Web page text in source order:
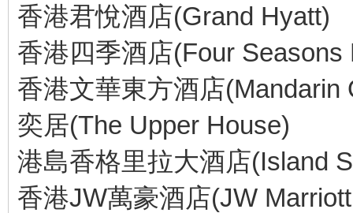
香港君悅酒店(Grand Hyatt)
香港四季酒店(Four Seasons
香港文華東方酒店(Mandarin
奕居(The Upper House)
港島香格里拉大酒店(Island
香港JW萬豪酒店(JW